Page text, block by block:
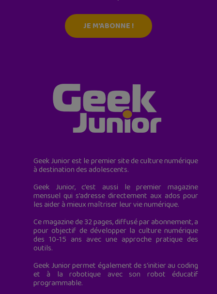
JE M'ABONNE !
Geek Junior est le premier site de culture numérique
à destination des adolescents.
Geek Junior, c’est aussi le premier magazine
mensuel qui s’adresse directement aux ados pour
les aider à mieux maîtriser leur vie numérique.
Ce magazine de 32 pages, diffusé par abonnement, a
pour objectif de développer la culture numérique
des 10-15 ans avec une approche pratique des
outils.
Geek Junior permet également de s'initier au coding
et à la robotique avec son robot éducatif
programmable.